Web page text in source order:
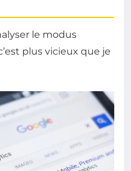
le modus
plus vicieux que je